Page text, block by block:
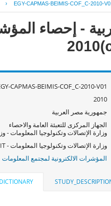
› EGY-CAPMAS-BEIMIS-COF_C-2010-
- إحصاء
CAPMAS-BEIMIS-COF_C-2010-V01
2010
جمهورية مصر العربية
الجهاز المركزى للتعبئة العامة والاحصاء
وزارة الإتصالات وتكنولوجيا المعلومات -
وزارة الإتصالات وتكنولوجيا المعلومات - MCIT - الدعم المادى
المؤشرات الالكترونية لمجتمع المعلومات